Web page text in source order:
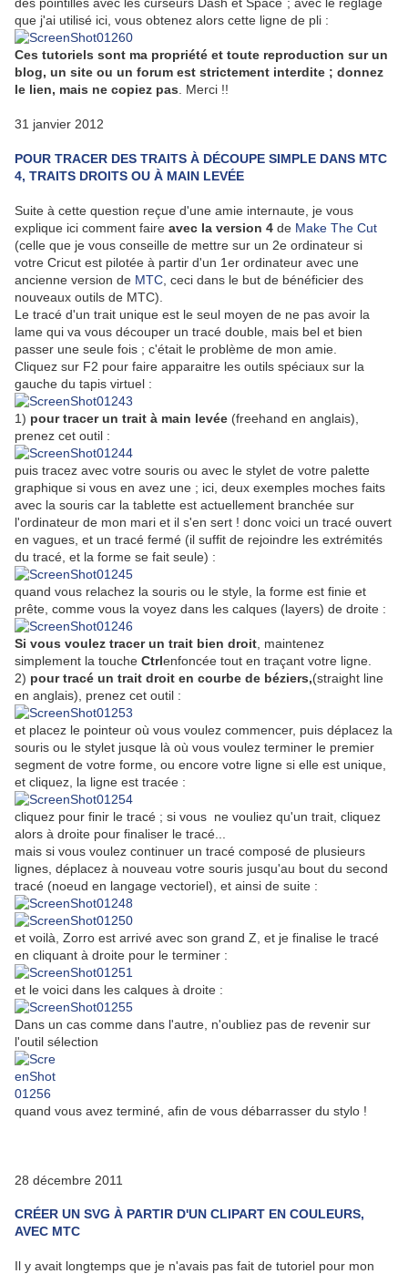
des pointillés avec les curseurs Dash et Space`; avec le réglage
que j'ai utilisé ici, vous obtenez alors cette ligne de pli :
Ces tutoriels sont ma propriété et toute reproduction sur un
blog, un site ou un forum est strictement interdite ; donnez
le lien, mais ne copiez pas. Merci !!
31 janvier 2012
POUR TRACER DES TRAITS À DÉCOUPE SIMPLE DANS MTC
4, TRAITS DROITS OU À MAIN LEVÉE
Suite à cette question reçue d'une amie internaute, je vous
explique ici comment faire avec la version 4 de Make The Cut
(celle que je vous conseille de mettre sur un 2e ordinateur si
votre Cricut est pilotée à partir d'un 1er ordinateur avec une
ancienne version de MTC , ceci dans le but de bénéficier des
nouveaux outils de MTC).
Le tracé d'un trait unique est le seul moyen de ne pas avoir la
lame qui va vous découper un tracé double, mais bel et bien
passer une seule fois ; c'était le problème de mon amie.
Cliquez sur F2 pour faire apparaitre les outils spéciaux sur la
gauche du tapis virtuel :
1) pour tracer un trait à main levée (freehand en anglais),
prenez cet outil :
puis tracez avec votre souris ou avec le stylet de votre palette
graphique si vous en avez une ; ici, deux exemples moches faits
avec la souris car la tablette est actuellement branchée sur
l'ordinateur de mon mari et il s'en sert ! donc voici un tracé ouvert
en vagues, et un tracé fermé (il suffit de rejoindre les extrémités
du tracé, et la forme se fait seule) :
quand vous relachez la souris ou le style, la forme est finie et
prête, comme vous la voyez dans les calques (layers) de droite :
Si vous voulez tracer un trait bien droit , maintenez
simplement la touche Ctrlenfoncée tout en traçant votre ligne.
2) pour tracé un trait droit en courbe de béziers,(straight line
en anglais), prenez cet outil :
et placez le pointeur où vous voulez commencer, puis déplacez la
souris ou le stylet jusque là où vous voulez terminer le premier
segment de votre forme, ou encore votre ligne si elle est unique,
et cliquez, la ligne est tracée :
cliquez pour finir le tracé ; si vous ne vouliez qu'un trait, cliquez
alors à droite pour finaliser le tracé...
mais si vous voulez continuer un tracé composé de plusieurs
lignes, déplacez à nouveau votre souris jusqu'au bout du second
tracé (noeud en langage vectoriel), et ainsi de suite :
et voilà, Zorro est arrivé avec son grand Z, et je finalise le tracé
en cliquant à droite pour le terminer :
et le voici dans les calques à droite :
Dans un cas comme dans l'autre, n'oubliez pas de revenir sur
l'outil sélection
quand vous avez terminé, afin de vous débarrasser du stylo !
28 décembre 2011
CRÉER UN SVG À PARTIR D'UN CLIPART EN COULEURS,
AVEC MTC
Il y avait longtemps que je n'avais pas fait de tutoriel pour mon